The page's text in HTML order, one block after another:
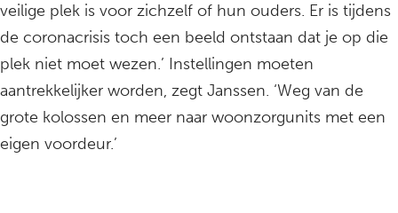
veilige plek is voor zichzelf of hun ouders. Er is tijdens
de coronacrisis toch een beeld ontstaan dat je op die
plek niet moet wezen.’ Instellingen moeten
aantrekkelijker worden, zegt Janssen. ‘Weg van de
grote kolossen en meer naar woonzorgunits met een
eigen voordeur.’